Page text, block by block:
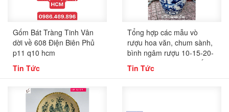
Gốm Bát Tràng Tinh Vân
dời về 608 Điện Biên Phủ
p11 q10 hcm
Tin Tức
Tổng hợp các mẫu vò
rượu hoa văn, chum sành,
bình ngâm rượu 10-15-20-
30-50 lit, mã VR180, gốm
sứ bát tràng tinh vân
Tin Tức